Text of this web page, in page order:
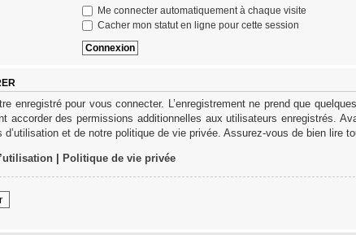
Me connecter automatiquement à chaque visite
Cacher mon statut en ligne pour cette session
enregistré pour vous connecter. L’enregistrement ne prend que
accorder des permissions additionnelles aux utilisateurs enregistrés.
d’utilisation et de notre politique de vie privée. Assurez-vous de bien lire
Politique de vie privée